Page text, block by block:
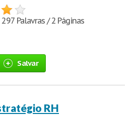
297 Palavras / 2 Páginas
Salvar
RH